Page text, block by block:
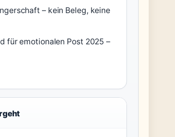
– kein Beleg, keine
für emotionalen Post 2025 –